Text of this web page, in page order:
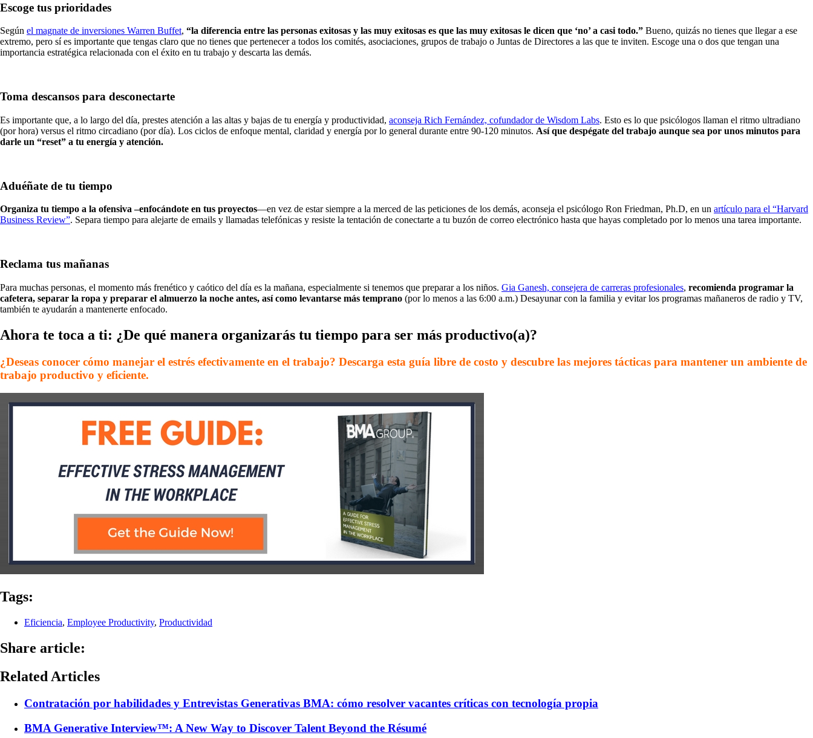
Escoge tus prioridades
Según el magnate de inversiones Warren Buffet, “la diferencia entre las personas exitosas y las muy exitosas es que las muy exitosas le dicen que ‘no’ a casi todo.” Bueno, quizás no tienes que llegar a ese
extremo, pero sí es importante que tengas claro que no tienes que pertenecer a todos los comités, asociaciones, grupos de trabajo o Juntas de Directores a las que te inviten. Escoge una o dos que tengan una
importancia estratégica relacionada con el éxito en tu trabajo y descarta las demás.
Toma descansos para desconectarte
Es importante que, a lo largo del día, prestes atención a las altas y bajas de tu energía y productividad, aconseja Rich Fernández, cofundador de Wisdom Labs. Esto es lo que psicólogos llaman el ritmo ultradiano
(por hora) versus el ritmo circadiano (por día). Los ciclos de enfoque mental, claridad y energía por lo general durante entre 90-120 minutos. Así que despégate del trabajo aunque sea por unos minutos para
darle un “reset” a tu energía y atención.
Aduéñate de tu tiempo
Organiza tu tiempo a la ofensiva –enfocándote en tus proyectos—en vez de estar siempre a la merced de las peticiones de los demás, aconseja el psicólogo Ron Friedman, Ph.D, en un artículo para el “Harvard
Business Review”. Separa tiempo para alejarte de emails y llamadas telefónicas y resiste la tentación de conectarte a tu buzón de correo electrónico hasta que hayas completado por lo menos una tarea importante.
Reclama tus mañanas
Para muchas personas, el momento más frenético y caótico del día es la mañana, especialmente si tenemos que preparar a los niños. Gia Ganesh, consejera de carreras profesionales, recomienda programar la
cafetera, separar la ropa y preparar el almuerzo la noche antes, así como levantarse más temprano (por lo menos a las 6:00 a.m.) Desayunar con la familia y evitar los programas mañaneros de radio y TV,
también te ayudarán a mantenerte enfocado.
Ahora te toca a ti: ¿De qué manera organizarás tu tiempo para ser más productivo(a)?
¿Deseas conocer cómo manejar el estrés efectivamente en el trabajo? Descarga esta guía libre de costo y descubre las mejores tácticas para mantener un ambiente de
trabajo productivo y eficiente.
Tags:
Eficiencia, Employee Productivity, Productividad
Share article:
Related Articles
Contratación por habilidades y Entrevistas Generativas BMA: cómo resolver vacantes críticas con tecnología propia
BMA Generative Interview™: A New Way to Discover Talent Beyond the Résumé